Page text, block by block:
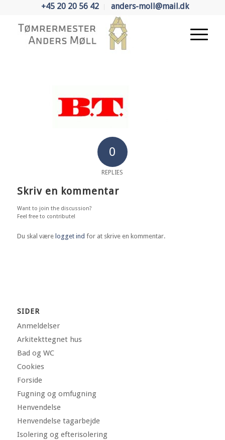
+45 20 20 56 42 anders-moll@mail.dk
0
REPLIES
Skriv en kommentar
Want to join the discussion?
Feel free to contribute!
Du skal være logget ind for at skrive en kommentar.
SIDER
Anmeldelser
Arkitekttegnet hus
Bad og WC
Cookies
Forside
Fugning og omfugning
Henvendelse
Henvendelse tagarbejde
Isolering og efterisolering